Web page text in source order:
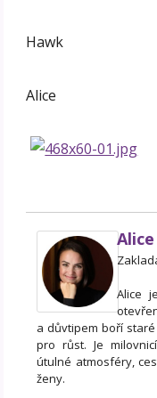
Hawk
Alice
Alice
a důvtipem boří
pro růst. Je
útulné atmosféry,
ženy.